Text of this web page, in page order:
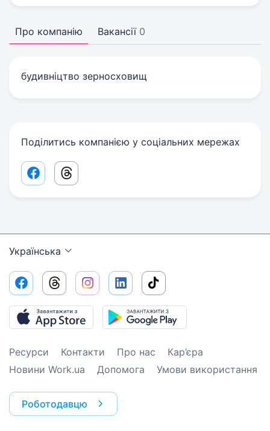
Про компанію Вакансії 0
будивніцтво зерносховищ
Поділитись компанією у соціальних мережах
Facebook share link
Threads share link
Українська
Ресурси Контакти Про нас
Кар’єра
Новини Work.ua
Допомога Умови використання
Роботодавцю